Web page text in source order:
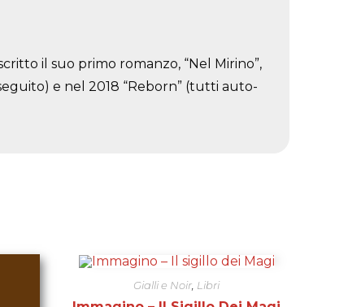
il suo primo romanzo, “Nel Mirino”,
e nel 2018 “Reborn” (tutti auto-
Gialli e Noir Libri